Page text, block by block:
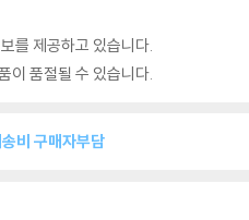
를 제공하고 있습니다.
이 품절될 수 있습니다.
비 구매자부담